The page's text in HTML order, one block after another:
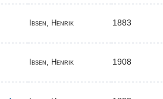
Ibsen, Henrik 1883
Ibsen, Henrik 1908